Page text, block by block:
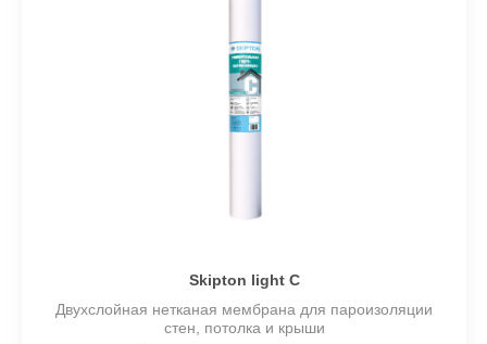
Skipton light C
Двухслойная нетканая мембрана для пароизоляции
стен, потолка и крыши